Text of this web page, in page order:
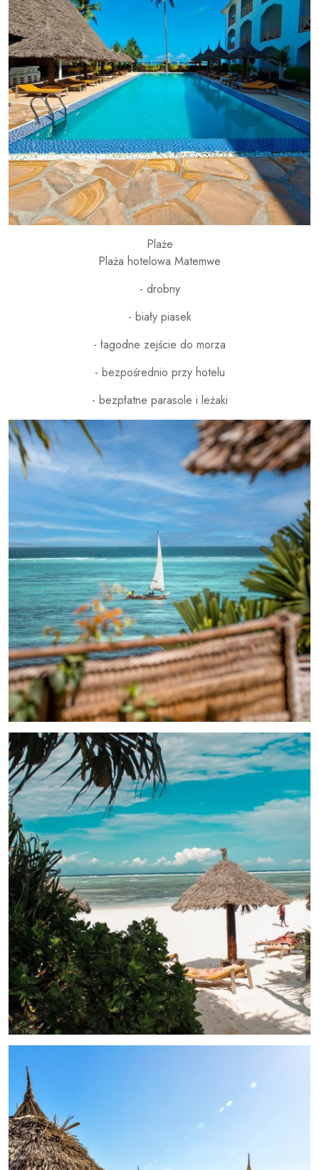
Plaże
Plaża hotelowa Matemwe
- drobny
- biały piasek
- łagodne zejście do morza
- bezpośrednio przy hotelu
- bezpłatne parasole i leżaki